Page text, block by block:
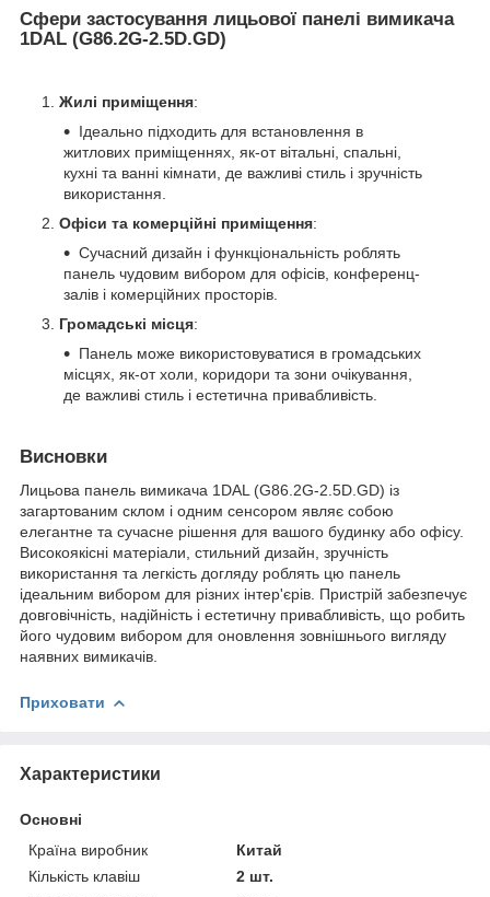
Сфери застосування лицьової панелі вимикача
1DAL (G86.2G-2.5D.GD)
Жилі приміщення:
Ідеально підходить для встановлення в
житлових приміщеннях, як-от вітальні, спальні,
кухні та ванні кімнати, де важливі стиль і зручність
використання.
Офіси та комерційні приміщення:
Сучасний дизайн і функціональність роблять
панель чудовим вибором для офісів, конференц-
залів і комерційних просторів.
Громадські місця:
Панель може використовуватися в громадських
місцях, як-от холи, коридори та зони очікування,
де важливі стиль і естетична привабливість.
Висновки
Лицьова панель вимикача 1DAL (G86.2G-2.5D.GD) із
загартованим склом і одним сенсором являє собою
елегантне та сучасне рішення для вашого будинку або офісу.
Високоякісні матеріали, стильний дизайн, зручність
використання та легкість догляду роблять цю панель
ідеальним вибором для різних інтер'єрів. Пристрій забезпечує
довговічність, надійність і естетичну привабливість, що робить
його чудовим вибором для оновлення зовнішнього вигляду
наявних вимикачів.
Приховати
Характеристики
Основні
Країна виробник
Китай
Кількість клавіш
2 шт.